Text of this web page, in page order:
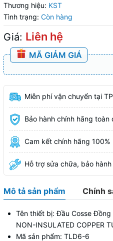
Thương hiệu: KST
Tình trạng: Còn hàng
Giá: Liên hệ
MÃ GIẢM GIÁ
Miễn phí vận chuyển tại
Bảo hành chính hãng toàn
Cam kết chính hãng 100%
Hỗ trợ sửa chữa, bảo hành
Mô tả sản phẩm Chính
Tên thiết bị: Đầu Cosse
NON-INSULATED COPPER
Mã sản phẩm: TLD6-6